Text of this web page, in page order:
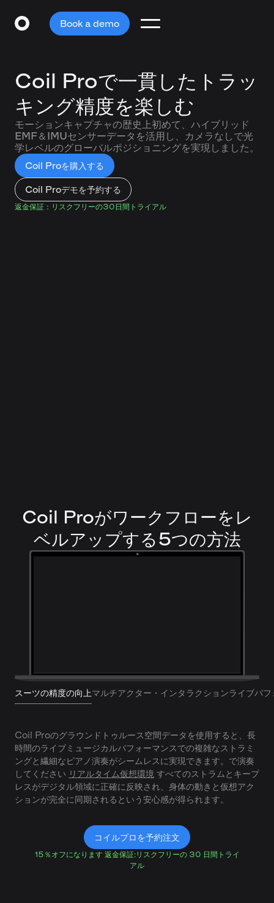
Book a demo
Coil Proで一貫したトラッ
キング精度を楽しむ
モーションキャプチャの歴史上初めて、ハイブリッド
EMF＆IMUセンサーデータを活用し、カメラなしで光
学レベルのグローバルポジショニングを実現しました。
Coil Proを購入する
Coil Proデモを予約する
返金保証：リスクフリーの30日間トライアル
Coil Proがワークフローをレ
ベルアップする5つの方法
スーツの精度の向上マルチアクター・インタラクションライブパ
Coil Proのグラウンドトゥルース空間データを使用すると、長
時間のライブミュージカルパフォーマンスでの複雑なストラミ
ングと繊細なピアノ演奏がシームレスに実現できます。で演奏
してください リアルタイム仮想環境 すべてのストラムとキープ
レスがデジタル領域に正確に反映され、身体の動きと仮想アク
ションが完全に同期されるという安心感が得られます。
コイルプロを予約注文
15％オフになります 返金保証:リスクフリーの 30 日間トライ
アル